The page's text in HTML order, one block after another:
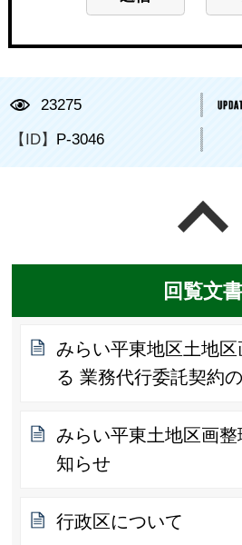
23275
【ID】 P-3046
回覧文書
みらい平東地区土地
る 業務代行委託契約
みらい平東土地区画
知らせ
行政区について